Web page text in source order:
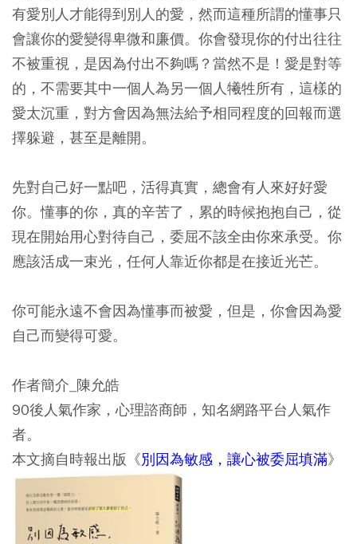
有愛別人才能得到別人的愛，然而這種所謂的懂事只
會讓你的愛變得卑微和廉價。你會發現你的付出往往
不被重視，是因為付出不夠嗎？當然不是！愛是對等
的，不需要其中一個人為另一個人犧牲所有，這樣的
愛太沉重，對方會因為無法給予相同程度的回報而選
擇躲避，甚至是離開。
先對自己好一點吧，活得真實，總會有人來好好愛
你。懂事的你，真的辛苦了，累的時候抱抱自己，從
現在開始用心對待自己，委屈不該全由你來承受。你
應該活成一束光，任何人靠近你都是在接近光芒。
你可能永遠不會因為懂事而被愛，但是，你會因為愛
自己而變得可愛。
作者簡介_陳允皓
90後人氣作家，心理諮商師，知名網路平台人氣作
者。
本文摘自時報出版《別因為敏感，讓心被委屈填滿》